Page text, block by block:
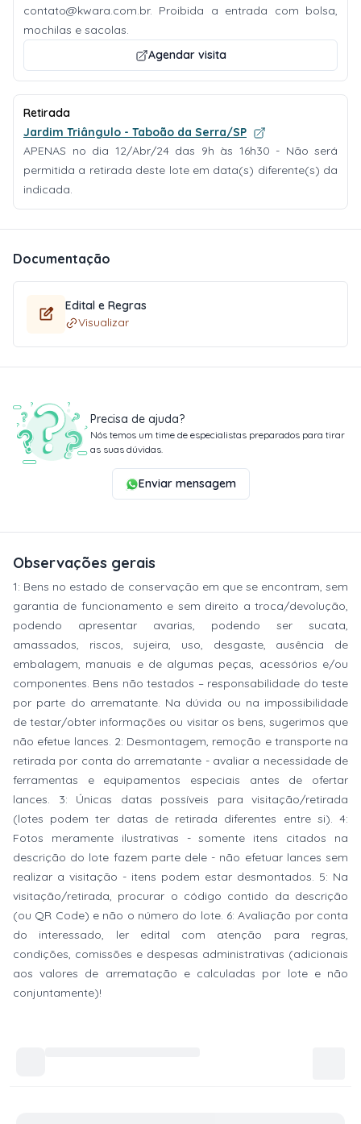
contato@kwara.com.br. Proibida a entrada com bolsa,
mochilas e sacolas.
Agendar visita
Retirada
Jardim Triângulo - Taboão da Serra/SP
APENAS no dia 12/Abr/24 das 9h às 16h30 - Não será
permitida a retirada deste lote em data(s) diferente(s) da
indicada.
Documentação
Edital e Regras
Visualizar
Precisa de ajuda?
Nós temos um time de especialistas preparados para tirar
as suas dúvidas.
Enviar mensagem
Observações gerais
1: Bens no estado de conservação em que se encontram, sem
garantia de funcionamento e sem direito a troca/devolução,
podendo apresentar avarias, podendo ser sucata,
amassados, riscos, sujeira, uso, desgaste, ausência de
embalagem, manuais e de algumas peças, acessórios e/ou
componentes. Bens não testados – responsabilidade do teste
por parte do arrematante. Na dúvida ou na impossibilidade
de testar/obter informações ou visitar os bens, sugerimos que
não efetue lances. 2: Desmontagem, remoção e transporte na
retirada por conta do arrematante - avaliar a necessidade de
ferramentas e equipamentos especiais antes de ofertar
lances. 3: Únicas datas possíveis para visitação/retirada
(lotes podem ter datas de retirada diferentes entre si). 4:
Fotos meramente ilustrativas - somente itens citados na
descrição do lote fazem parte dele - não efetuar lances sem
realizar a visitação - itens podem estar desmontados. 5: Na
visitação/retirada, procurar o código contido da descrição
(ou QR Code) e não o número do lote. 6: Avaliação por conta
do interessado, ler edital com atenção para regras,
condições, comissões e despesas administrativas (adicionais
aos valores de arrematação e calculadas por lote e não
conjuntamente)!